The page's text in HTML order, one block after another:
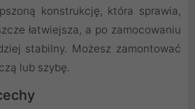
konstrukcję, która sprawia,
łatwiejsza, a po zamocowaniu
stabilny. Możesz zamontować
lub szybę.